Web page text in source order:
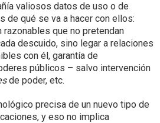
valiosos datos de uso o de
de qué se va a hacer con ellos:
que no pretendan
descuido, sino legar a relaciones
con él, garantía de
públicos – salvo intervención
de poder, etc.
precisa de un nuevo tipo de
y eso no implica